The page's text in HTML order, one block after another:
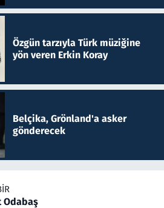
Özgün tarzıyla Türk müziğine
yön veren Erkin Koray
Belçika, Grönland'a asker
gönderecek
Odabaş